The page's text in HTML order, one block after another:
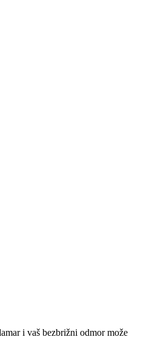
i vaš bezbrižni odmor može